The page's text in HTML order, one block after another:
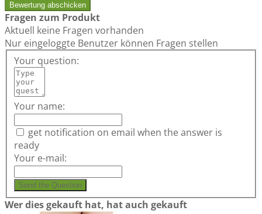
Bewertung abschicken
Fragen zum Produkt
Aktuell keine Fragen vorhanden
Nur eingeloggte Benutzer können Fragen stellen
Your question:
Your name:
get notification on email when the answer is
ready
Your e-mail:
Send the Question
Wer dies gekauft hat, hat auch gekauft